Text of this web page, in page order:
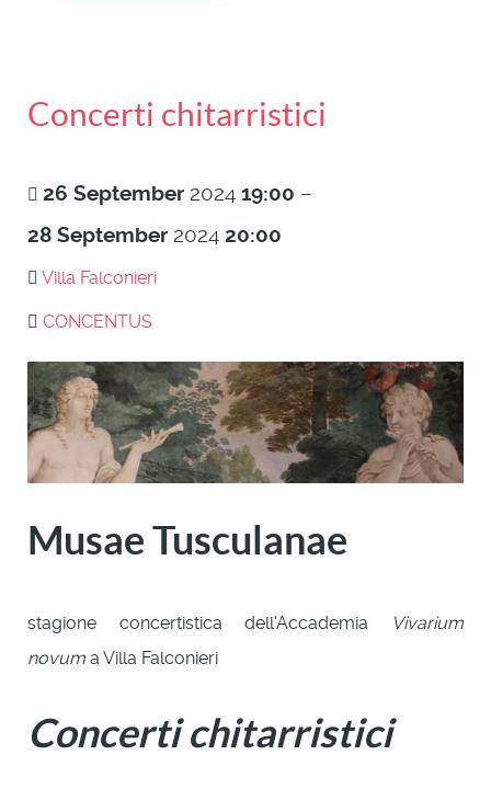
Concerti chitarristici
26 September 2024 19:00 –
28 September 2024 20:00
Villa Falconieri
CONCENTUS
Musae Tusculanae
stagione concertistica dell'Accademia
Vivarium
novum a Villa Falconieri
Concerti chitarristici